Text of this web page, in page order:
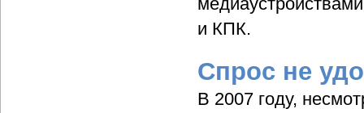
и КПК.
Спрос не
В 2007 году,